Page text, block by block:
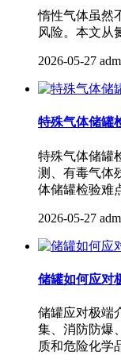
惰性气体虽然
风险。本文从
2026-05-27
特殊气体储罐
特殊气体储罐
测、有毒气体
体储罐检验难
2026-05-27
储罐如何应对
储罐应对极端
集、消防防爆
质和危险化学